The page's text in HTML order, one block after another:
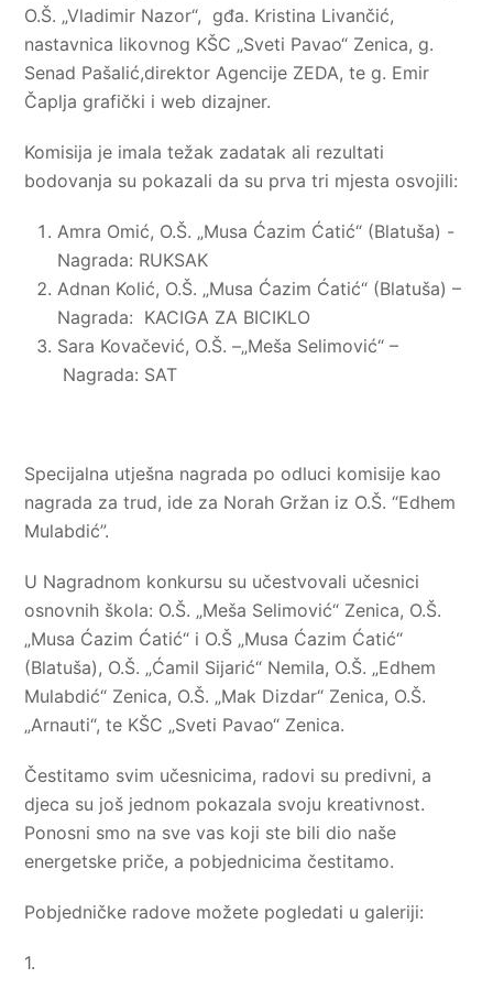
O.Š. „Vladimir Nazor“, gđa. Kristina Livančić,
nastavnica likovnog KŠC „Sveti Pavao“ Zenica, g.
Senad Pašalić,direktor Agencije ZEDA, te g. Emir
Čaplja grafički i web dizajner.
Komisija je imala težak zadatak ali rezultati
bodovanja su pokazali da su prva tri mjesta osvojili:
Amra Omić, O.Š. „Musa Ćazim Ćatić“ (Blatuša) -
Nagrada: RUKSAK
Adnan Kolić, O.Š. „Musa Ćazim Ćatić“ (Blatuša) –
Nagrada: KACIGA ZA BICIKLO
Sara Kovačević, O.Š. –„Meša Selimović“ –
Nagrada: SAT
Specijalna utješna nagrada po odluci komisije kao
nagrada za trud, ide za Norah Gržan iz O.Š. “Edhem
Mulabdić”.
U Nagradnom konkursu su učestvovali učesnici
osnovnih škola: O.Š. „Meša Selimović“ Zenica, O.Š.
„Musa Ćazim Ćatić“ i O.Š „Musa Ćazim Ćatić“
(Blatuša), O.Š. „Ćamil Sijarić“ Nemila, O.Š. „Edhem
Mulabdić“ Zenica, O.Š. „Mak Dizdar“ Zenica, O.Š.
„Arnauti“, te KŠC „Sveti Pavao“ Zenica.
Čestitamo svim učesnicima, radovi su predivni, a
djeca su još jednom pokazala svoju kreativnost.
Ponosni smo na sve vas koji ste bili dio naše
energetske priče, a pobjednicima čestitamo.
Pobjedničke radove možete pogledati u galeriji:
1.